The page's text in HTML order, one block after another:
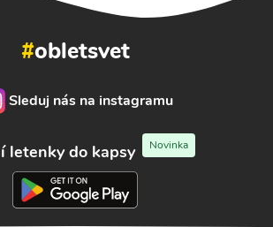
#obletsvet
Sleduj nás na instagramu
letenky do kapsy Novinka